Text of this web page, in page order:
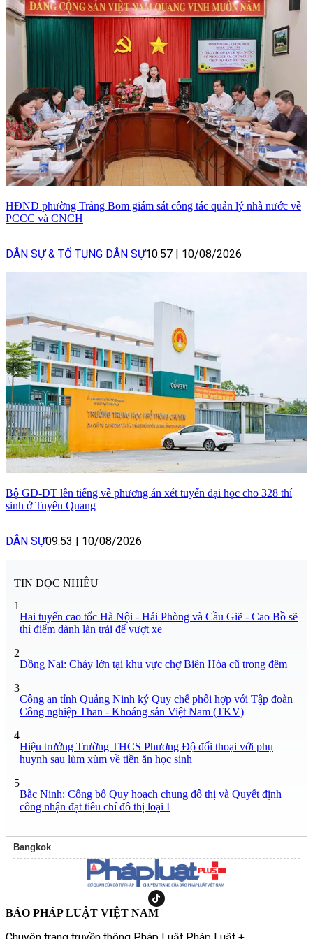
HĐND phường Trảng Bom giám sát công tác quản lý nhà nước về
PCCC và CNCH
DÂN SỰ & TỐ TỤNG DÂN SỰ10:57 | 10/08/2026
Bộ GD-ĐT lên tiếng về phương án xét tuyển đại học cho 328 thí
sinh ở Tuyên Quang
DÂN SỰ09:53 | 10/08/2026
TIN ĐỌC NHIỀU
1
Hai tuyến cao tốc Hà Nội - Hải Phòng và Cầu Giẽ - Cao Bồ sẽ
thí điểm dành làn trái để vượt xe
2
Đồng Nai: Cháy lớn tại khu vực chợ Biên Hòa cũ trong đêm
3
Công an tỉnh Quảng Ninh ký Quy chế phối hợp với Tập đoàn
Công nghiệp Than - Khoáng sản Việt Nam (TKV)
4
Hiệu trưởng Trường THCS Phương Độ đối thoại với phụ
huynh sau lùm xùm về tiền ăn học sinh
5
Bắc Ninh: Công bố Quy hoạch chung đô thị và Quyết định
công nhận đạt tiêu chí đô thị loại I
Bangkok
BÁO PHÁP LUẬT VIỆT NAM